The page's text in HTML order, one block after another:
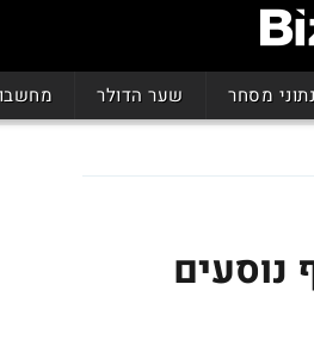
נתוני מסחר שער הדולר
נוסעים